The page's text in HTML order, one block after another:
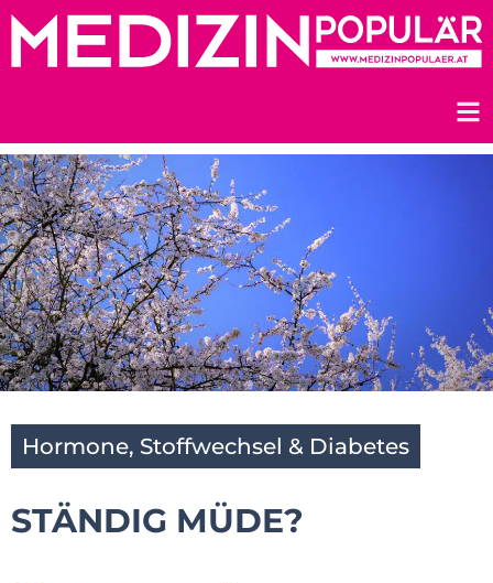
Zum
Inhalt
Hormone, Stoffwechsel & Diabetes
STÄNDIG MÜDE?